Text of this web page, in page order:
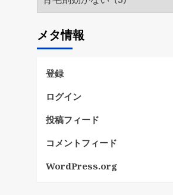
テ
リ
ー
メタ情報
登録
ログイン
投稿フィード
コメントフィード
WordPress.org